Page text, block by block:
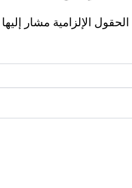
الحقول الإلزامية مشار إليها